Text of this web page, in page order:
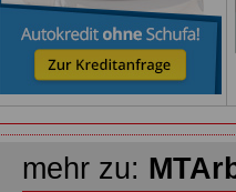
mehr zu: